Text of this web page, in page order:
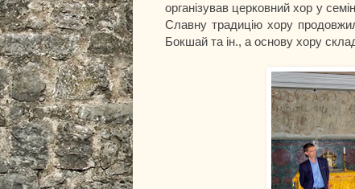
організував церковний хор у
Славну традицію хору
Бокшай та ін., а основу хору